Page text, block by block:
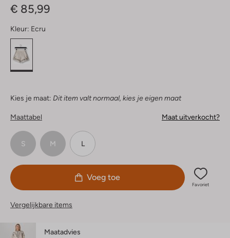
€ 85,99
Kleur: Ecru
Kies je maat: Dit item valt normaal, kies je eigen maat
Maattabel Maat uitverkocht?
S M L
Voeg toe
Favoriet
Vergelijkbare items
Maatadvies